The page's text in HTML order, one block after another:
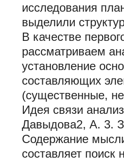
исследования
выделили
В качестве
рассматриваем
установление
составляющих
(существенные,
Идея связи
Давыдова2, А. 3.
Содержание
составляет поиск